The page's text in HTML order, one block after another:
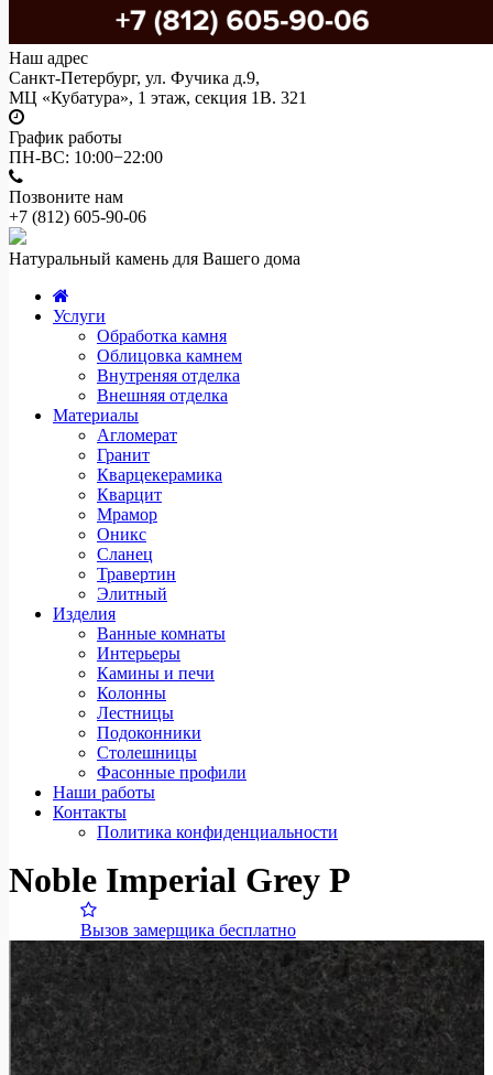
Наш адрес
Санкт-Петербург, ул. Фучика д.9,
МЦ «Кубатура», 1 этаж, секция 1В. 321
График работы
ПН-ВС: 10:00−22:00
Позвоните нам
+7 (812) 605-90-06
Натуральный камень для Вашего дома
Услуги
Обработка камня
Облицовка камнем
Внутреняя отделка
Внешняя отделка
Материалы
Агломерат
Гранит
Кварцекерамика
Кварцит
Мрамор
Оникс
Сланец
Травертин
Элитный
Изделия
Ванные комнаты
Интерьеры
Камины и печи
Колонны
Лестницы
Подоконники
Столешницы
Фасонные профили
Наши работы
Контакты
Политика конфиденциальности
Noble Imperial Grey P
Вызов замерщика бесплатно